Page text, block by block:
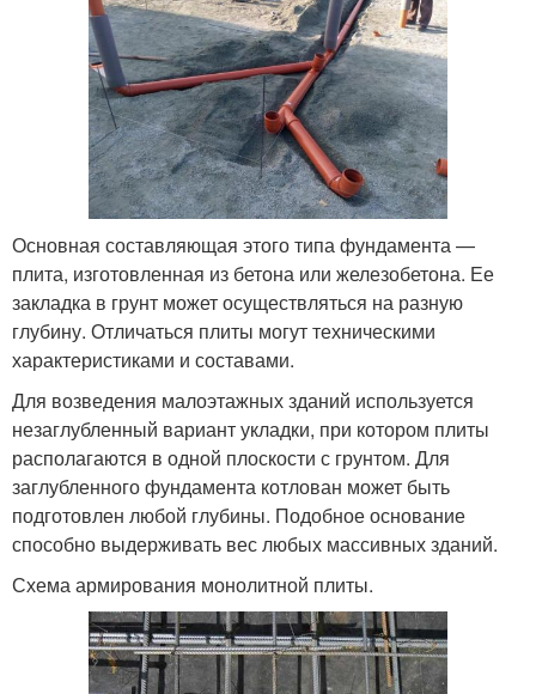
Основная составляющая этого типа фундамента —
плита, изготовленная из бетона или железобетона. Ее
закладка в грунт может осуществляться на разную
глубину. Отличаться плиты могут техническими
характеристиками и составами.
Для возведения малоэтажных зданий используется
незаглубленный вариант укладки, при котором плиты
располагаются в одной плоскости с грунтом. Для
заглубленного фундамента котлован может быть
подготовлен любой глубины. Подобное основание
способно выдерживать вес любых массивных зданий.
Схема армирования монолитной плиты.